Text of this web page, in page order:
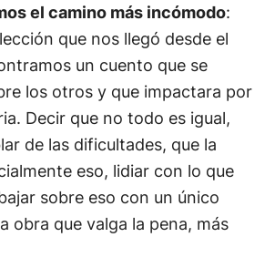
el camino más incómodo:
que nos llegó desde el
un cuento que se
los otros y que impactara por
Decir que no todo es igual,
de las dificultades, que la
eso, lidiar con lo que
sobre eso con un único
obra que valga la pena, más